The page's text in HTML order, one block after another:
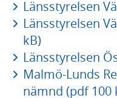
Länsstyrelsen
Länsstyrelsen
kB)
Länsstyrelsen
Malmö-Lunds
nämnd (pdf 100